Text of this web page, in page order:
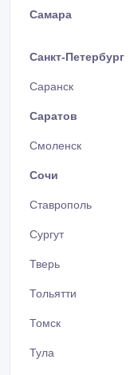
Самара
Санкт-Петербург
Саранск
Саратов
Смоленск
Сочи
Ставрополь
Сургут
Тверь
Тольятти
Томск
Тула